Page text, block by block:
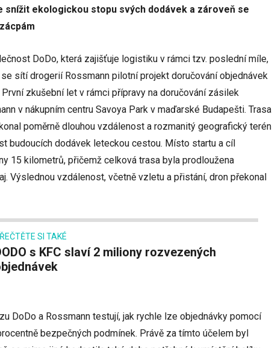
snížit ekologickou stopu svých dodávek a zároveň se
DoDo, která zajišťuje logistiku v rámci tzv. poslední míle,
sítí drogerií Rossmann pilotní projekt doručování objednávek
zkušební let v rámci přípravy na doručování zásilek
v nákupním centru Savoya Park v maďarské Budapešti. Trasa
poměrně dlouhou vzdálenost a rozmanitý geografický terén
budoucích dodávek leteckou cestou. Místo startu a cíl
15 kilometrů, přičemž celková trasa byla prodloužena
Výslednou vzdálenost, včetně vzletu a přistání, dron překonal
SI TAKÉ
DoDo a Rossmann testují, jak rychle lze objednávky pomocí
bezpečných podmínek. Právě za tímto účelem byl